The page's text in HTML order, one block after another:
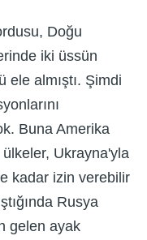
Doğu
iki üssün
ele almıştı. Şimdi
Buna Amerika
Ukrayna'yla
kadar izin verebilir
Rusya
gelen ayak